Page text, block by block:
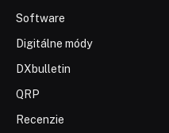
Software
Digitálne módy
DXbulletin
QRP
Recenzie